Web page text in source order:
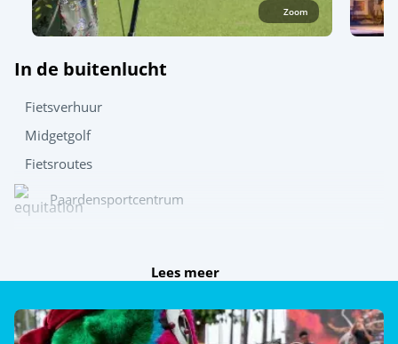
Zoom
In de buitenlucht
Fietsverhuur
Midgetgolf
Fietsroutes
Paardensportcentrum
Speel samen
Jeu de boules
Lees meer